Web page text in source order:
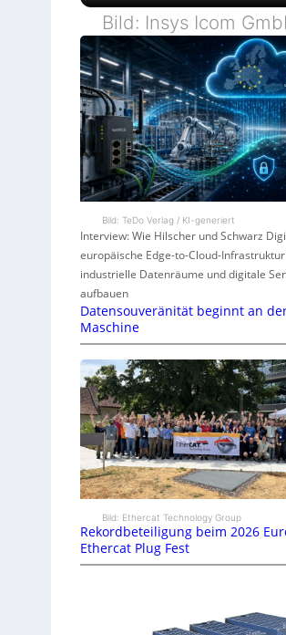
Bild: Insys Icom
Bild: TeDo Verlag / KI-generiert
Interview: Wie Hilscher und Schwarz
europäische Edge-to-Cloud-
industrielle Datenräume und digitale
aufbauen
Datensouveränität beginnt an
Maschine
Bild: Ethercat Technology Group
Rekordbeteiligung beim 2026
Ethercat Plug Fest